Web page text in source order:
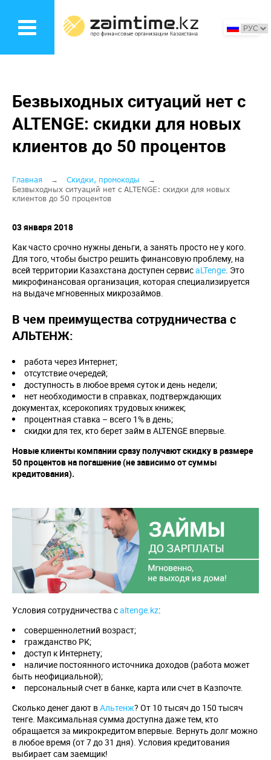
основному
Безвыходных ситуаций нет с
ALTENGE: скидки для новых
клиентов до 50 процентов
Строка
навигации
Главная
Скидки, промокоды
Безвыходных ситуаций нет с ALTENGE: скидки для новых
клиентов до 50 процентов
03 января 2018
Как часто срочно нужны деньги, а занять просто не у кого.
Для того, чтобы быстро решить финансовую проблему, на
всей территории Казахстана доступен сервисaLTenge. Это
микрофинансовая организация, которая специализируется
на выдаче мгновенных микрозаймов.
В чем преимущества сотрудничества с
АЛЬТЕНЖ:
работа через Интернет;
отсутствие очередей;
доступность в любое время суток и день недели;
нет необходимости в справках, подтверждающих
документах, ксерокопиях трудовых книжек;
процентная ставка – всего 1% в день;
скидки для тех, кто берет займ в ALTENGE впервые.
Новые клиенты компании сразу получают скидку в размере
50 процентов на погашение (не зависимо от суммы
кредитования).
Условия сотрудничества сaltenge.kz:
совершеннолетний возраст;
гражданство РК;
доступ к Интернету;
наличие постоянного источника доходов (работа может
быть неофициальной);
персональный счет в банке, карта или счет в Казпочте.
Сколько денег дают вАльтенж? От 10 тысяч до 150 тысяч
тенге. Максимальная сумма доступна даже тем, кто
обращается за микрокредитом впервые. Вернуть долг можно
в любое время (от 7 до 31 дня). Условия кредитования
выбирает сам заемщик!